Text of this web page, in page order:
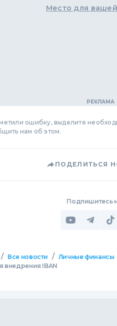
Место для
ошибку, выделите
нам об этом.
ПОДЕЛИТЬСЯ
Подпишитесь
/ Все новости / Личные финансы
внедрения IBAN